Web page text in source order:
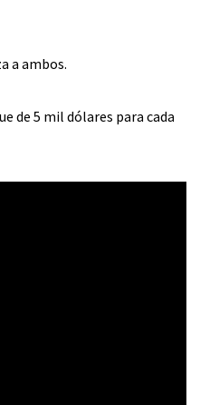
a ambos.
de 5 mil dólares para cada